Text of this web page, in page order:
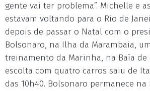
gente vai ter problema”. Michelle e
estavam voltando para o Rio de
depois de passar o Natal com o
Bolsonaro, na Ilha da Marambaia,
treinamento da Marinha, na Baía de
escolta com quatro carros saiu de
das 10h40. Bolsonaro permanece